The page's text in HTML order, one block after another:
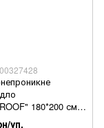
180*200 см
уп.